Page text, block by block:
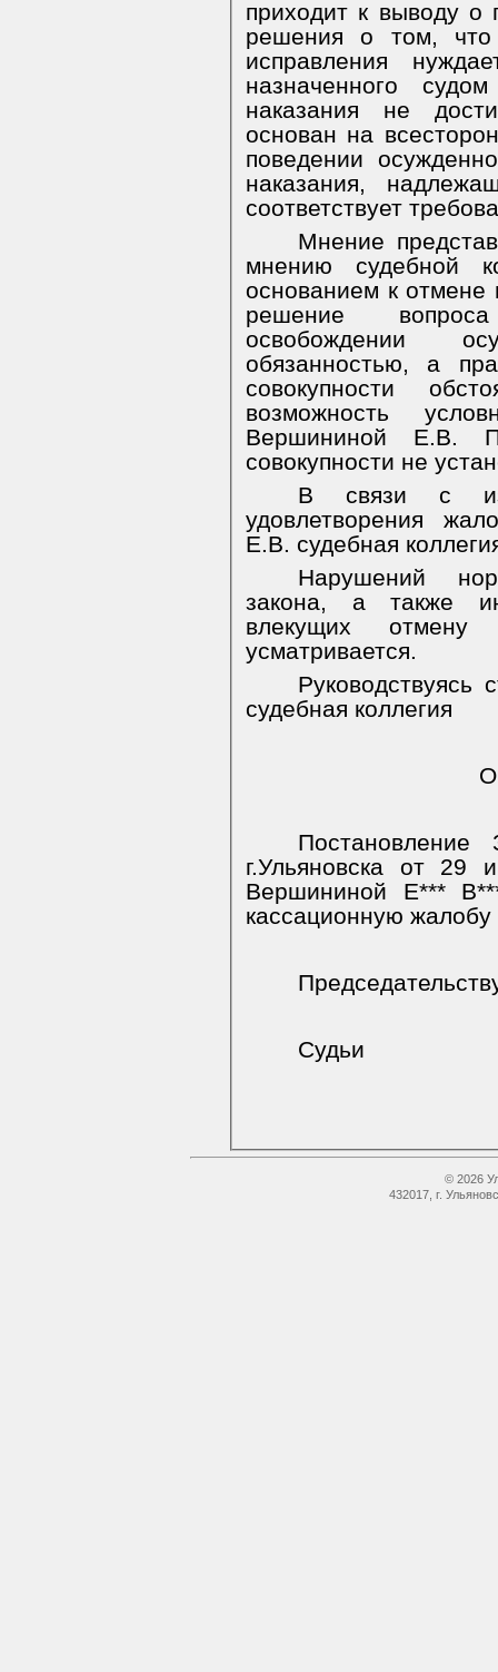
приходит к выводу о
решения о том,
исправления
назначенного
наказания не
основан на
поведении
наказания,
соответствует
Мнение
мнению судебной
основанием к отмене
решение
освобождении
обязанностью, а
совокупности
возможность
Вершининой Е.В.
совокупности не
В связи с
удовлетворения
Е.В. судебная
Нарушений
закона, а также
влекущих отмену
усматривается.
судебная коллегия
Постановление
г.Ульяновска от 29
Вершининой Е***
кассационную жалобу
Судьи
© 2026
432017, г.